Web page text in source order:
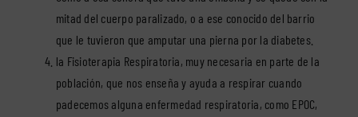
mitad del cuerpo paralizado, o a ese conocido del barrio
que le tuvieron que amputar una pierna por la diabetes.
la Fisioterapia Respiratoria, muy necesaria en parte de la
población, que nos enseña y ayuda a respirar cuando
padecemos alguna enfermedad respiratoria, como EPOC,